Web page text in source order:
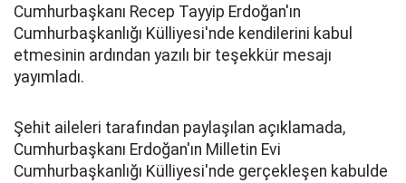
Cumhurbaşkanı Recep Tayyip Erdoğan'ın
Cumhurbaşkanlığı Külliyesi'nde kendilerini kabul
etmesinin ardından yazılı bir teşekkür mesajı
yayımladı.
Şehit aileleri tarafından paylaşılan açıklamada,
Cumhurbaşkanı Erdoğan'ın Milletin Evi
Cumhurbaşkanlığı Külliyesi'nde gerçekleşen kabulde